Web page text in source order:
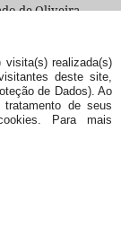
realizada(s)
deste site,
de Dados). Ao
de seus
Para mais
de Oliveira-
XML
públicas
(2014-2024)